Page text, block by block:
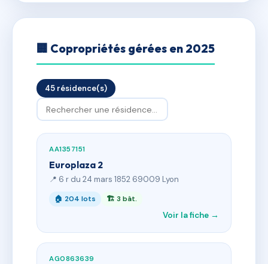
🏢 Copropriétés gérées en 2025
45 résidence(s)
AA1357151
Europlaza 2
📍 6 r du 24 mars 1852 69009 Lyon
🏠 204 lots 🏗 3 bât.
Voir la fiche →
AG0863639